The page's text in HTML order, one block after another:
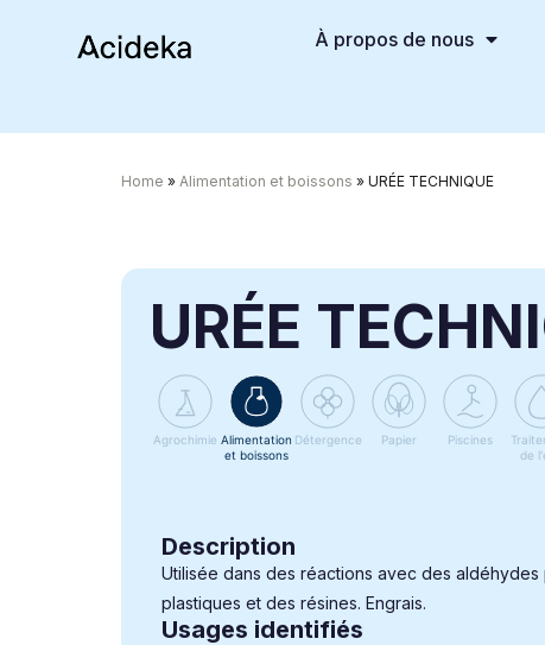
À propos de nous
Home » Alimentation et boissons » URÉE TECHNIQUE
URÉE
Agrochimie Alimentation
et boissons
Détergence Papier Piscines
de
Description
Utilisée dans des réactions avec des
plastiques et des résines. Engrais.
Usages identifiés